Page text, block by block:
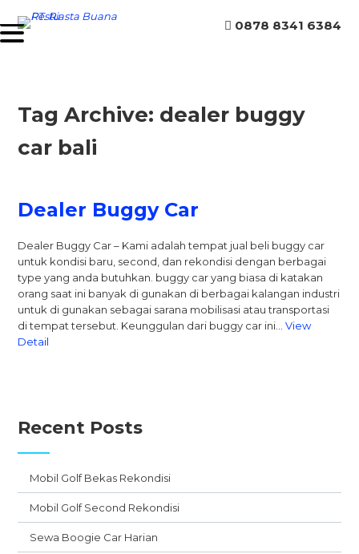
0878 8341 6384
Tag Archive: dealer buggy
car bali
Dealer Buggy Car
Dealer Buggy Car – Kami adalah tempat jual beli buggy car
untuk kondisi baru, second, dan rekondisi dengan berbagai
type yang anda butuhkan. buggy car yang biasa di katakan
orang saat ini banyak di gunakan di berbagai kalangan industri
untuk di gunakan sebagai sarana mobilisasi atau transportasi
di tempat tersebut. Keunggulan dari buggy car ini…View
Detail
Recent Posts
Mobil Golf Bekas Rekondisi
Mobil Golf Second Rekondisi
Sewa Boogie Car Harian